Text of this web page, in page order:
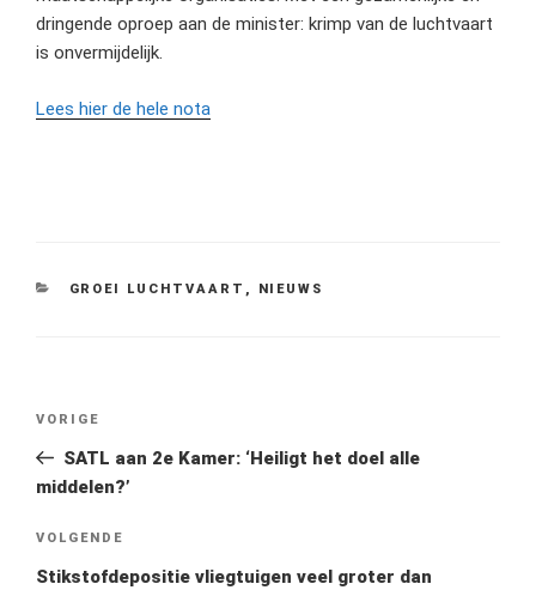
dringende oproep aan de minister: krimp van de luchtvaart
is onvermijdelijk.
Lees hier de hele nota
CATEGORIEËN
GROEI LUCHTVAART , NIEUWS
Vorig
bericht
VORIGE
SATL aan 2e Kamer: ‘Heiligt het doel alle
middelen?’
Volgend
bericht
VOLGENDE
Stikstofdepositie vliegtuigen veel groter dan